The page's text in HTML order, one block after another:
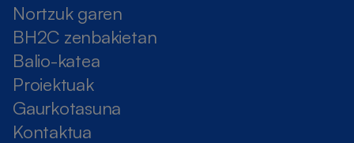
Nortzuk garen
BH2C zenbakietan
Balio-katea
Proiektuak
Gaurkotasuna
Kontaktua